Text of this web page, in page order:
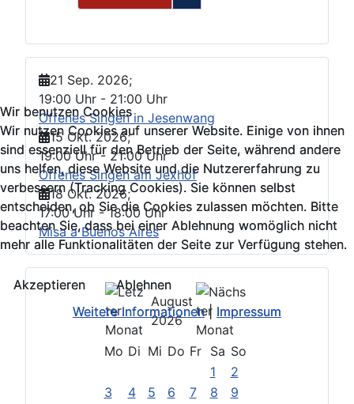
Wir benutzen Cookies
Wir nutzen Cookies auf unserer Website. Einige von ihnen
sind essenziell für den Betrieb der Seite, während andere
uns helfen, diese Website und die Nutzererfahrung zu
verbessern (Tracking Cookies). Sie können selbst
entscheiden, ob Sie die Cookies zulassen möchten. Bitte
beachten Sie, dass bei einer Ablehnung womöglich nicht
mehr alle Funktionalitäten der Seite zur Verfügung stehen.
Akzeptieren
Ablehnen
Weitere Informationen| Impressum
21 Sep. 2026;
19:00 Uhr - 21:00 Uhr
Offenes Singen in Jesenwang
15 Okt. 2026;
19:00 Uhr- 21:00 Uhr
Offenes Singen am Jexhof
18 Okt. 2026;
17:00 Uhr -18:00 Uhr
Misa a Buenos Aires
August
2026
Mo Di Mi Do Fr Sa So
1
2
3
4 5 6 7 8
9
Wir benutzen Cookies
Wir nutzen Cookies auf unserer Website. Einige von ihnen
sind essenziell für den Betrieb der Seite, während andere
uns helfen, diese Website und die Nutzererfahrung zu
verbessern (Tracking Cookies). Sie können selbst
entscheiden, ob Sie die Cookies zulassen möchten. Bitte
beachten Sie, dass bei einer Ablehnung womöglich nicht
mehr alle Funktionalitäten der Seite zur Verfügung stehen.
Akzeptieren
Ablehnen
Weitere Informationen| Impressum